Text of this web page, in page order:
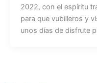
2022, con el espíritu
para que vubilleros y
unos días de disfrute